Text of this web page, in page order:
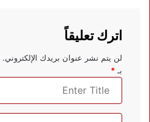
اترك تعليقاً
لن يتم نشر عنوان بريدك الإلكتروني.
بـ *